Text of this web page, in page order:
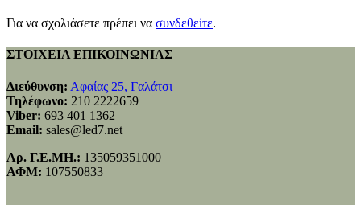
Για να σχολιάσετε πρέπει να συνδεθείτε.
ΣΤΟΙΧΕΙΑ ΕΠΙΚΟΙΝΩΝΙΑΣ
Διεύθυνση: Αφαίας 25, Γαλάτσι
Τηλέφωνο: 210 2222659
Viber: 693 401 1362
Email: sales@led7.net
Αρ. Γ.Ε.ΜΗ.: 135059351000
ΑΦΜ: 107550833